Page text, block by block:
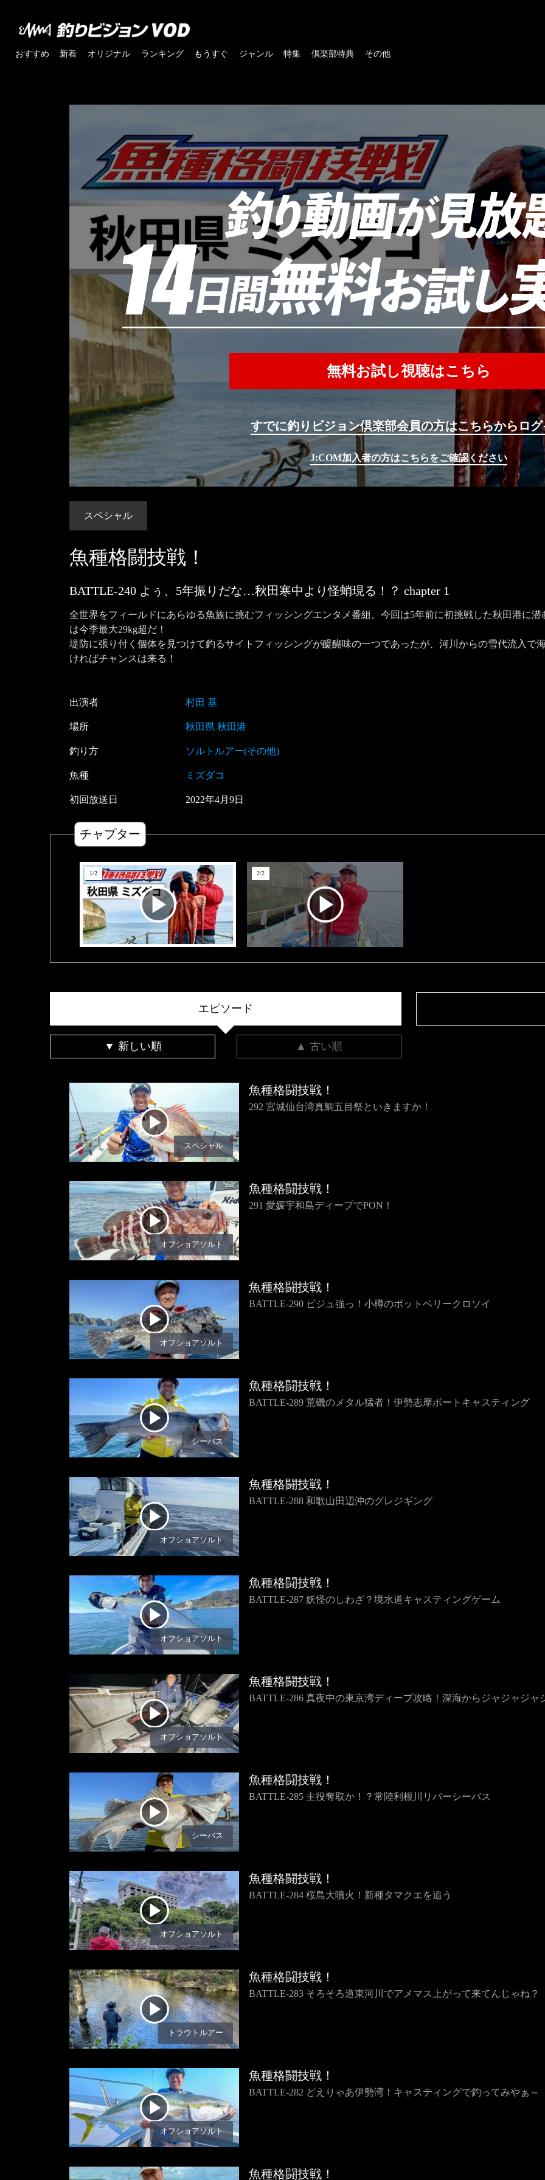
おすすめ 新着 オリジナル ランキング もうすぐ ジャンル 特集 倶楽部特典 その他
無料お試し視聴はこちら
すでに釣りビジョン倶楽部会員の方はこちらからロ
J:COM加入者の方はこちらをご確認ください
スペシャル
魚種格闘技戦！
BATTLE-240 よぅ、5年振りだな…秋田寒中より怪蛸現る！？ chapter 1
全世界をフィールドにあらゆる魚族に挑むフィッシングエンタメ番組。今回は5年前に初挑戦した秋田港に
は今季最大29kg超だ！
堤防に張り付く個体を見つけて釣るサイトフィッシングが醍醐味の一つであったが、河川からの雪代流入で
ければチャンスは来る！
出演者 村田 基
場所 秋田県 秋田港
釣り方 ソルトルアー(その他)
魚種 ミズダコ
初回放送日 2022年4月9日
チャプター
1/2 2/2
エピソード
▼ 新しい順 ▲ 古い順
スペシャル
魚種格闘技戦！
292 宮城仙台湾真鯛五目祭といきますか！
オフショアソルト
魚種格闘技戦！
291 愛媛宇和島ディープでPON！
オフショアソルト
魚種格闘技戦！
BATTLE-290 ビジュ強っ！小樽のポットベリークロソイ
シーバス
魚種格闘技戦！
BATTLE-289 荒磯のメタル猛者！伊勢志摩ボートキャスティング
オフショアソルト
魚種格闘技戦！
BATTLE-288 和歌山田辺沖のグレジギング
オフショアソルト
魚種格闘技戦！
BATTLE-287 妖怪のしわざ？境水道キャスティングゲーム
オフショアソルト
魚種格闘技戦！
BATTLE-286 真夜中の東京湾ディープ攻略！深海からジャジャジャ
シーバス
魚種格闘技戦！
BATTLE-285 主役奪取か！？常陸利根川リバーシーバス
オフショアソルト
魚種格闘技戦！
BATTLE-284 桜島大噴火！新種タマクエを追う
トラウトルアー
魚種格闘技戦！
BATTLE-283 そろそろ道東河川でアメマス上がって来てんじゃね？
オフショアソルト
魚種格闘技戦！
BATTLE-282 どえりゃあ伊勢湾！キャスティングで釣ってみやぁ～
魚種格闘技戦！